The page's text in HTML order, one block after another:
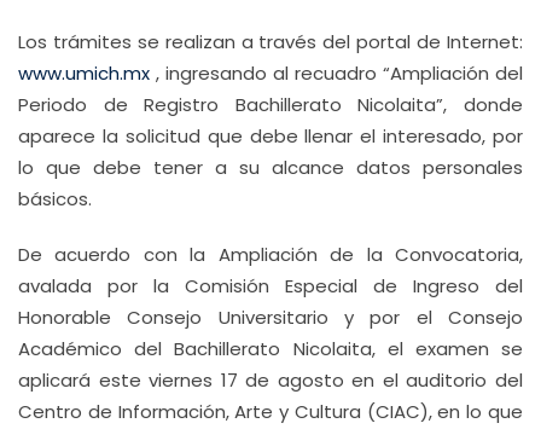
Los trámites se realizan a través del portal de Internet:
www.umich.mx , ingresando al recuadro “Ampliación del
Periodo de Registro Bachillerato Nicolaita”, donde
aparece la solicitud que debe llenar el interesado, por
lo que debe tener a su alcance datos personales
básicos.
De acuerdo con la Ampliación de la Convocatoria,
avalada por la Comisión Especial de Ingreso del
Honorable Consejo Universitario y por el Consejo
Académico del Bachillerato Nicolaita, el examen se
aplicará este viernes 17 de agosto en el auditorio del
Centro de Información, Arte y Cultura (CIAC), en lo que